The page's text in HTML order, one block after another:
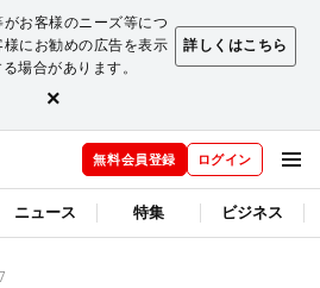
お客様のニーズ等につ
にお勧めの広告を表示
場合があります。
詳しくはこちら
×
無料会員登録 ログイン
ニュース 特集 ビジネス